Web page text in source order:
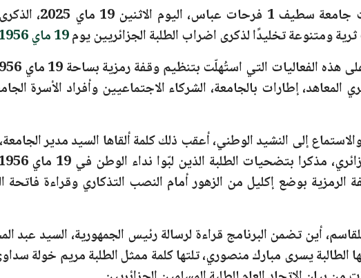
عباس، اليوم الاثنين 19 ماي 2025 ،
ومتنوعة تخليدًا لذكرى اضراب الطلبة الجزائريين يوم
هذه الفعاليات التي استُهلّت بتنظيم وقفة رمزيةبساحة 19 ماي 1956
المعاهد، إطارات بالجامعة، الشركاء الاجتماعيين وأفراد الأسرة
إلى النشيد الوطني، أعقب ذلك كلمة ألقاها السيد مدير
مذكرا بتضحيات الطلبة الذين لبّوا نداء الوطن في 19 ماي 1956
بوضع إكليل من الزهور أمام النصب التذكاري وقراءة فاتحة
أين تضمن البرنامج قراءة لرسالة رئيس الجمهورية، السيد عبد
الطالبة يسرى مبارك منصوري، تلتها كلمة ممثل الطلبة مريم خولة